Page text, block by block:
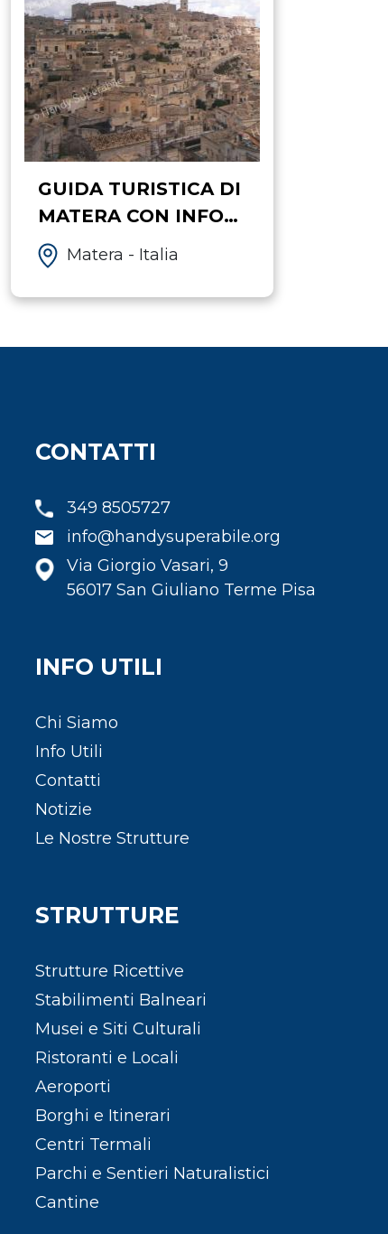
GUIDA TURISTICA DI
MATERA CON INFO
ACCESSIBILITA'
DISABILI
Matera - Italia
CONTATTI
349 8505727
info@handysuperabile.org
Via Giorgio Vasari, 9
56017 San Giuliano Terme Pisa
INFO UTILI
Chi Siamo
Info Utili
Contatti
Notizie
Le Nostre Strutture
STRUTTURE
Strutture Ricettive
Stabilimenti Balneari
Musei e Siti Culturali
Ristoranti e Locali
Aeroporti
Borghi e Itinerari
Centri Termali
Parchi e Sentieri Naturalistici
Cantine